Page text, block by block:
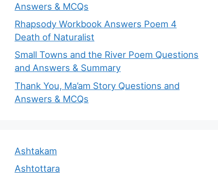
Answers & MCQs
Rhapsody Workbook Answers Poem 4
Death of Naturalist
Small Towns and the River Poem Questions
and Answers & Summary
Thank You, Ma’am Story Questions and
Answers & MCQs
Ashtakam
Ashtottara